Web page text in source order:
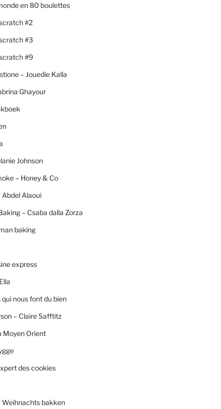
en 80 boulettes
#2
#3
#9
– Jouedie Kalla
Ghayour
Johnson
– Honey & Co
Abdel Alaoui
– Csaba dalla Zorza
baking
express
qui nous font du bien
– Claire Safftitz
Moyen Orient
des cookies
Weihnachts bakken